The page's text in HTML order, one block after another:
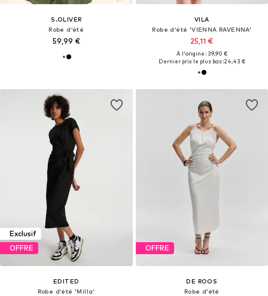
S.OLIVER
Robe d’été
59,99 €
VILA
Robe d’été 'VIENNA RAVENNA'
25,11 €
À l'origine : 39,90 €
Dernier prix le plus bas :24,43 €
Exclusif
OFFRE
EDITED
Robe d’été 'Milla'
OFFRE
DE ROOS
Robe d’été